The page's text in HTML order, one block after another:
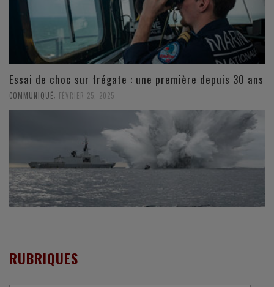
Essai de choc sur frégate : une première depuis 30 ans
COMMUNIQUÉ FÉVRIER 25, 2025
RUBRIQUES